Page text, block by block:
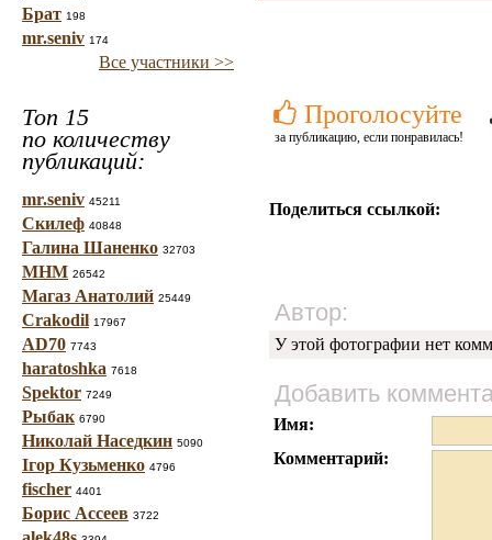
Брат 198
mr.seniv 174
Все участники >>
Топ 15
по количеству
публикаций:
mr.seniv 45211
Скилеф 40848
Галина Шаненко 32703
МНМ 26542
Магаз Анатолий 25449
Crakodil 17967
AD70 7743
haratoshka 7618
Spektor 7249
Рыбак 6790
Николай Наседкин 5090
Ігор Кузьменко 4796
fischer 4401
Борис Ассеев 3722
Проголосуйте
за публикацию, если понравилась!
Поделиться ссылкой:
Автор:
У этой фотографии нет
Добавить
Имя:
Комментарий: